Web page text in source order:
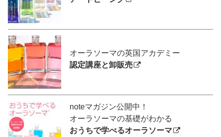
オーラソーマの英国アカデミー
認定講座と卸販売
noteマガジン公開中！
オーラソーマの基礎がわかる
おうちで学べるオーラソーマ